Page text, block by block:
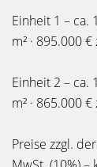
Einheit 1 – ca.
m² · 895.000
Einheit 2 – ca.
m² · 865.000
Preise zzgl.